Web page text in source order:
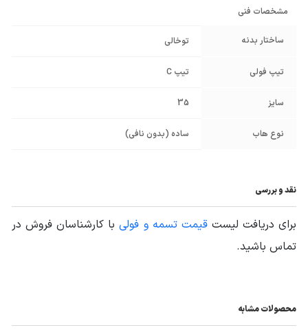
مشخصات فنی
ساختار بدنه توخالی
تیپ فولی تیپ C
سایز 35
نوع هاب ساده (بدون نافی)
نقد و بررسی
برای دریافت لیستقیمت تسمه و فولیبا کارشناسان فروش در
تماس باشید.
محصولات مشابه